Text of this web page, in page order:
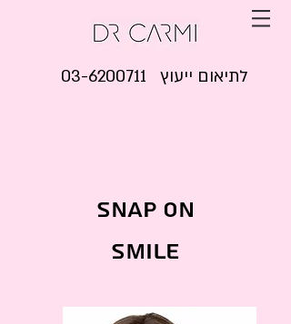
03-6200711 לתיאום ייעוץ
SNAP ON
SMILE